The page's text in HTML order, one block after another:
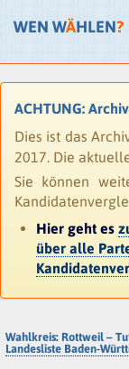
WEN WÄHLEN?
ACHTUNG:
Dies ist das
2017. Die
Sie können
Hier geht es
über alle
Wahlkreis: Rottweil –
Landesliste Baden-